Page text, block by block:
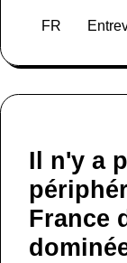
revenu pour
précarité
FR
Il n'y a
France